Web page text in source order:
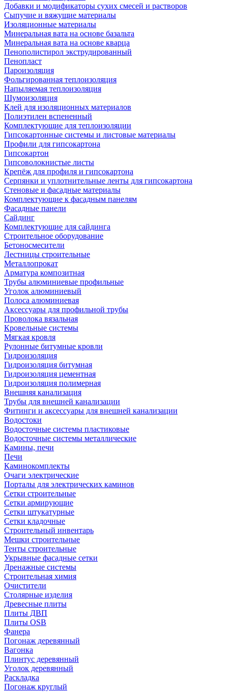
Добавки и модификаторы сухих смесей и растворов
Сыпучие и вяжущие материалы
Изоляционные материалы
Минеральная вата на основе базальта
Минеральная вата на основе кварца
Пенополистирол экструдированный
Пенопласт
Пароизоляция
Фольгированная теплоизоляция
Напыляемая теплоизоляция
Шумоизоляция
Клей для изоляционных материалов
Полиэтилен вспененный
Комплектующие для теплоизоляции
Гипсокартонные системы и листовые материалы
Профили для гипсокартона
Гипсокартон
Гипсоволокнистые листы
Крепёж для профиля и гипсокартона
Серпянки и уплотнительные ленты для гипсокартона
Стеновые и фасадные материалы
Комплектующие к фасадным панелям
Фасадные панели
Сайдинг
Комплектующие для сайдинга
Строительное оборудование
Бетоносмесители
Лестницы строительные
Металлопрокат
Арматура композитная
Трубы алюминиевые профильные
Уголок алюминиевый
Полоса алюминиевая
Аксессуары для профильной трубы
Проволока вязальная
Кровельные системы
Мягкая кровля
Рулонные битумные кровли
Гидроизоляция
Гидроизоляция битумная
Гидроизоляция цементная
Гидроизоляция полимерная
Внешняя канализация
Трубы для внешней канализации
Фитинги и аксессуары для внешней канализации
Водостоки
Водосточные системы пластиковые
Водосточные системы металлические
Камины, печи
Печи
Каминокомплекты
Очаги электрические
Порталы для электрических каминов
Сетки строительные
Сетки армирующие
Сетки штукатурные
Сетки кладочные
Строительный инвентарь
Мешки строительные
Тенты строительные
Укрывные фасадные сетки
Дренажные системы
Строительная химия
Очистители
Столярные изделия
Древесные плиты
Плиты ДВП
Плиты OSB
Фанера
Погонаж деревянный
Вагонка
Плинтус деревянный
Уголок деревянный
Раскладка
Погонаж круглый